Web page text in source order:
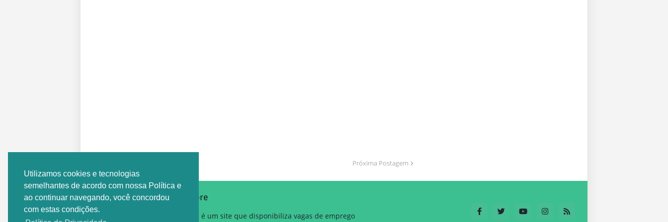
Utilizamos cookies e tecnologias
semelhantes de acordo com nossa Política e
ao continuar navegando, você concordou
com estas condições.
Próxima Postagem
Sobre
Este é um site que disponibiliza vagas de emprego